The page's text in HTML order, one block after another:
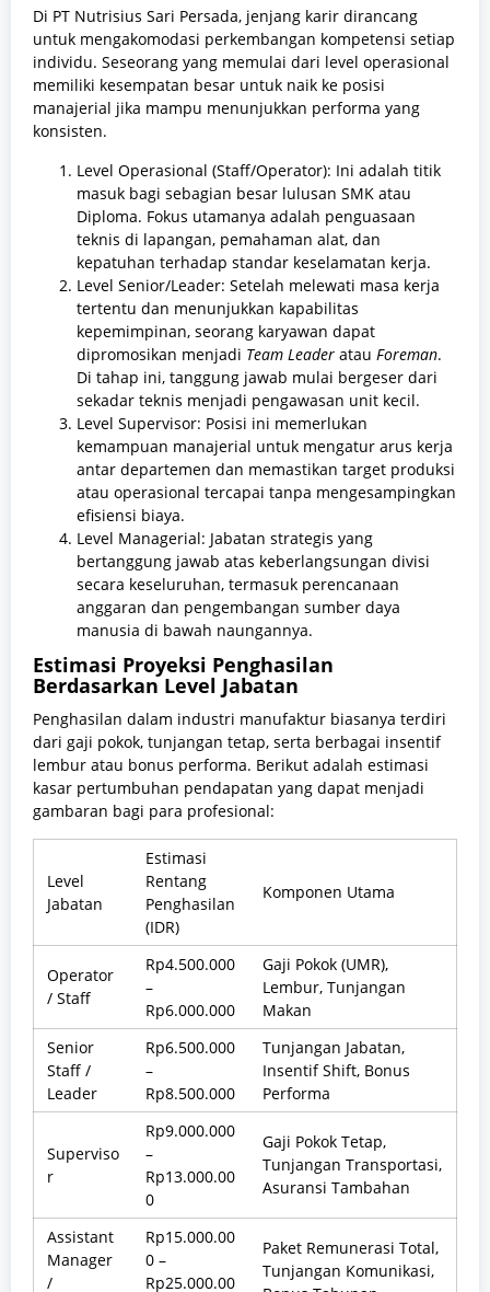
Di PT Nutrisius Sari Persada, jenjang karir dirancang
untuk mengakomodasi perkembangan kompetensi setiap
individu. Seseorang yang memulai dari level operasional
memiliki kesempatan besar untuk naik ke posisi
manajerial jika mampu menunjukkan performa yang
konsisten.
Level Operasional (Staff/Operator): Ini adalah titik
masuk bagi sebagian besar lulusan SMK atau
Diploma. Fokus utamanya adalah penguasaan
teknis di lapangan, pemahaman alat, dan
kepatuhan terhadap standar keselamatan kerja.
Level Senior/Leader: Setelah melewati masa kerja
tertentu dan menunjukkan kapabilitas
kepemimpinan, seorang karyawan dapat
dipromosikan menjadi Team Leader atau Foreman.
Di tahap ini, tanggung jawab mulai bergeser dari
sekadar teknis menjadi pengawasan unit kecil.
Level Supervisor: Posisi ini memerlukan
kemampuan manajerial untuk mengatur arus kerja
antar departemen dan memastikan target produksi
atau operasional tercapai tanpa mengesampingkan
efisiensi biaya.
Level Managerial: Jabatan strategis yang
bertanggung jawab atas keberlangsungan divisi
secara keseluruhan, termasuk perencanaan
anggaran dan pengembangan sumber daya
manusia di bawah naungannya.
Estimasi Proyeksi Penghasilan
Berdasarkan Level Jabatan
Penghasilan dalam industri manufaktur biasanya terdiri
dari gaji pokok, tunjangan tetap, serta berbagai insentif
lembur atau bonus performa. Berikut adalah estimasi
kasar pertumbuhan pendapatan yang dapat menjadi
gambaran bagi para profesional:
Level
Jabatan
Estimasi
Rentang
Penghasilan
(IDR)
Komponen Utama
Operator
/ Staff
Rp4.500.000
–
Rp6.000.000
Gaji Pokok (UMR),
Lembur, Tunjangan
Makan
Senior
Staff /
Leader
Rp6.500.000
–
Rp8.500.000
Tunjangan Jabatan,
Insentif Shift, Bonus
Performa
Superviso
r
Rp9.000.000
–
Rp13.000.00
0
Gaji Pokok Tetap,
Tunjangan Transportasi,
Asuransi Tambahan
Assistant
Manager
/
Rp15.000.00
0 –
Rp25.000.00
Paket Remunerasi Total,
Tunjangan Komunikasi,